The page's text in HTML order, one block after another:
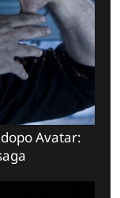
Avatar: